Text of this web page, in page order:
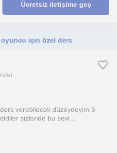
Ücretsiz iletişime geç
için özel ders
verebilecek düzeydeyim 5
sizleride bu sevi...